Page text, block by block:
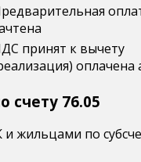
принят к вычету
оплачена
счету 76.05
жильцами по